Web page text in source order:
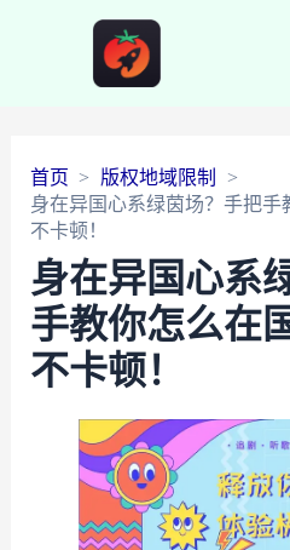
首页
版权地域限制
身在异国心系绿茵场？手把
不卡顿！
身在异国心系
手教你怎么在
不卡顿！